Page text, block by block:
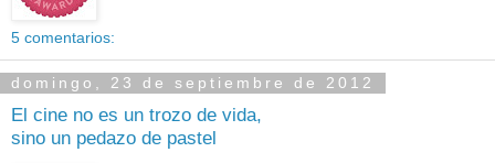
5 comentarios:
domingo, 23 de septiembre de 2012
El cine no es un trozo de vida,
sino un pedazo de pastel